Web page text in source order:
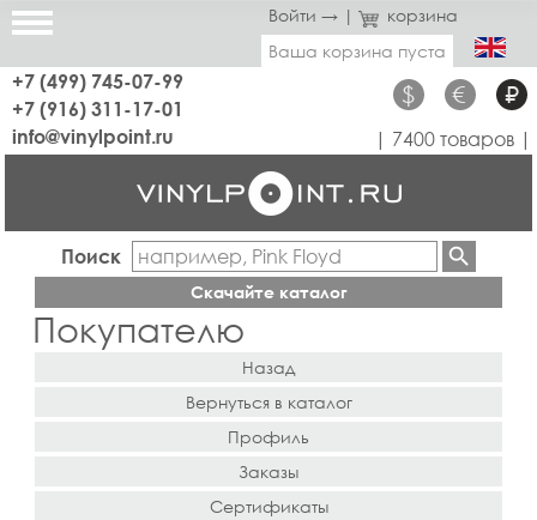
Войти → |
корзина
Ваша корзина пуста
+7 (499) 745-07-99
+7 (916) 311-17-01
$ € ₽
info@vinylpoint.ru | 7400 товаров |
Поиск
Скачайте каталог
Покупателю
Назад
Вернуться в каталог
Профиль
Заказы
Сертификаты